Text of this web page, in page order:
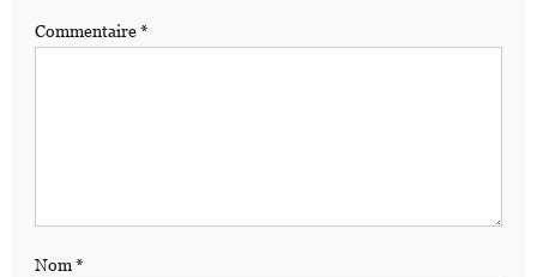
Commentaire*
Nom*